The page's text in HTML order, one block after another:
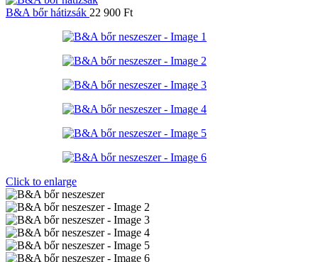
B&A bőr hátizsák 22 900 Ft
Click to enlarge